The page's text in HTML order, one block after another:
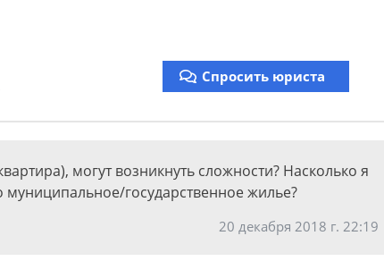
Спросить юриста
могут возникнуть сложности? Насколько я
государственное жилье?
20 декабря 2018 г. 22:19